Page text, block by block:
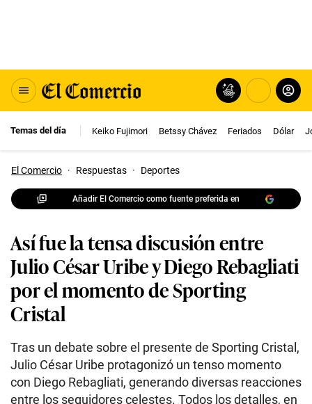
Temas del día Keiko Fujimori Betssy Chávez Feriados Dólar
El Comercio · Respuestas · Deportes
Añadir El Comercio como fuente preferida en
Así fue la tensa discusión entre
Julio César Uribe y Diego Rebagliati
por el momento de Sporting
Cristal
Tras un debate sobre el presente de Sporting Cristal,
Julio César Uribe protagonizó un tenso momento
con Diego Rebagliati, generando diversas reacciones
entre los seguidores celestes. Todos los detalles, en